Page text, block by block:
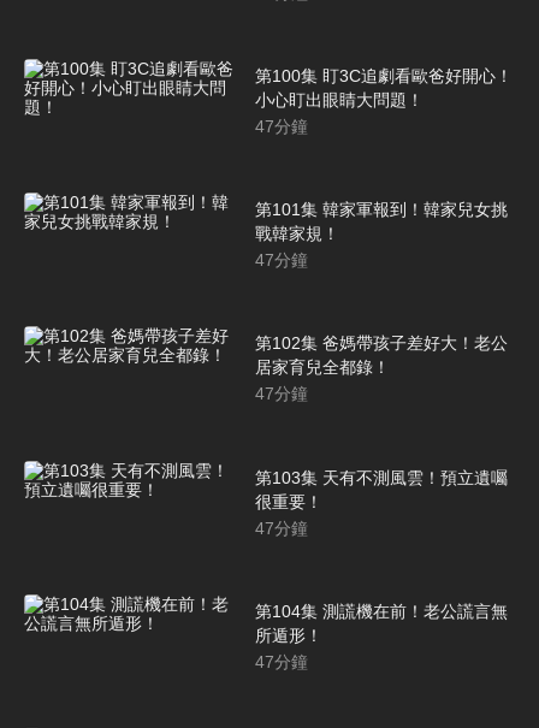
第100集 盯3C追劇看歐爸好開心！
小心盯出眼睛大問題！
47分鐘
第101集 韓家軍報到！韓家兒女挑
戰韓家規！
47分鐘
第102集 爸媽帶孩子差好大！老公
居家育兒全都錄！
47分鐘
第103集 天有不測風雲！預立遺囑
很重要！
47分鐘
第104集 測謊機在前！老公謊言無
所遁形！
47分鐘